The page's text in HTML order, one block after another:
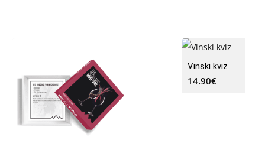
Vinski kviz
14.90€